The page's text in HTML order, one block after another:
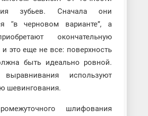
зубьев. Сначала они
“в черновом варианте”, а
окончательную
это еще не все: поверхность
быть идеально ровной.
используют
шевингования.
шлифования